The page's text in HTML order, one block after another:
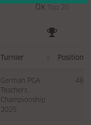
0xTop 20
Turnier Position
German PGA
Teachers
Championship
2025
48